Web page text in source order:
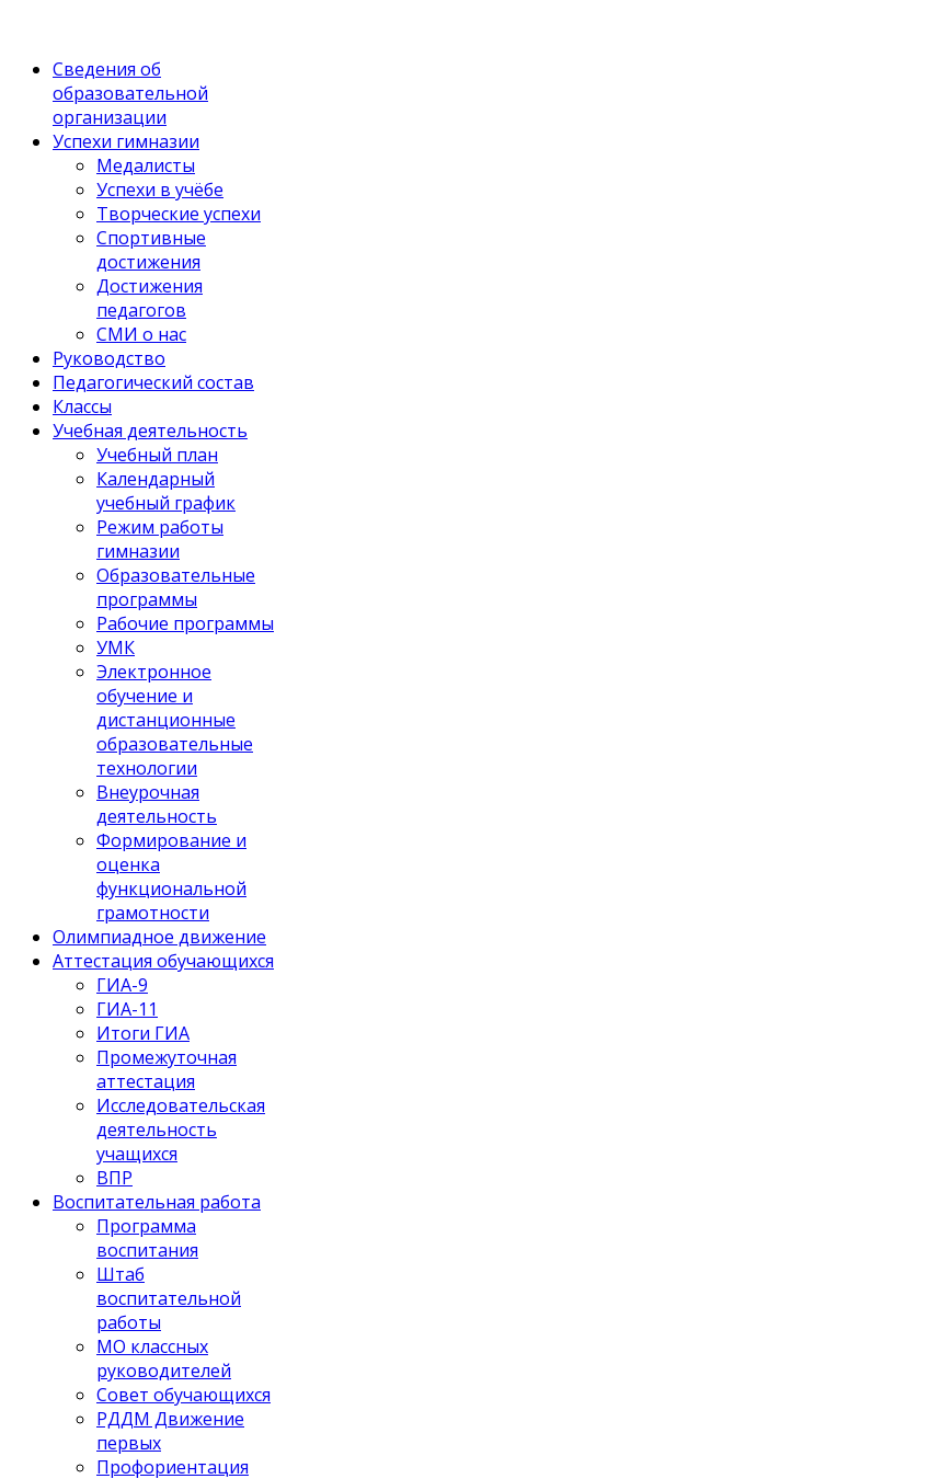
Сведения об
образовательной
организации
Успехи гимназии
Медалисты
Успехи в учёбе
Творческие успехи
Спортивные
достижения
Достижения
педагогов
СМИ о нас
Руководство
Педагогический состав
Классы
Учебная деятельность
Учебный план
Календарный
учебный график
Режим работы
гимназии
Образовательные
программы
Рабочие программы
УМК
Электронное
обучение и
дистанционные
образовательные
технологии
Внеурочная
деятельность
Формирование и
оценка
функциональной
грамотности
Олимпиадное движение
Аттестация обучающихся
ГИА-9
ГИА-11
Итоги ГИА
Промежуточная
аттестация
Исследовательская
деятельность
учащихся
ВПР
Воспитательная работа
Программа
воспитания
Штаб
воспитательной
работы
МО классных
руководителей
Совет обучающихся
РДДМ Движение
первых
Профориентация